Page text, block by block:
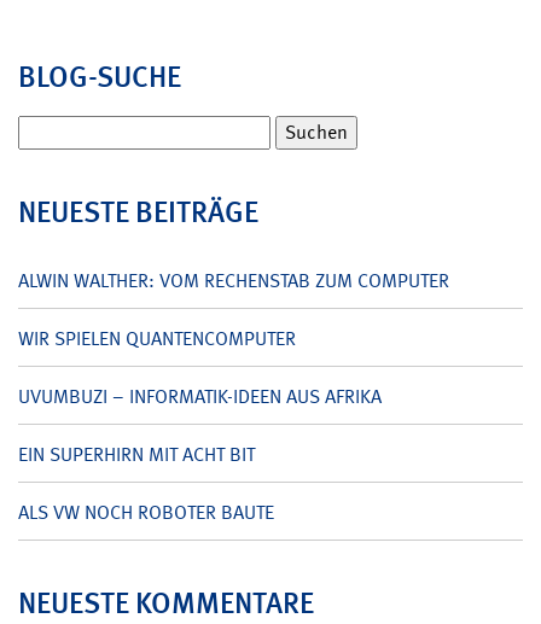
BLOG-SUCHE
nach:
NEUESTE BEITRÄGE
ALWIN WALTHER: VOM RECHENSTAB ZUM COMPUTER
WIR SPIELEN QUANTENCOMPUTER
UVUMBUZI – INFORMATIK-IDEEN AUS AFRIKA
EIN SUPERHIRN MIT ACHT BIT
ALS VW NOCH ROBOTER BAUTE
NEUESTE KOMMENTARE